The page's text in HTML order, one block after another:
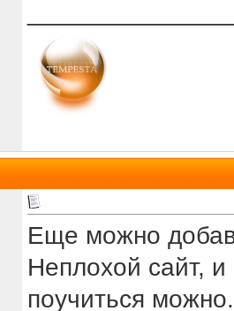
Еще можно
Неплохой сайт,
поучиться можно.